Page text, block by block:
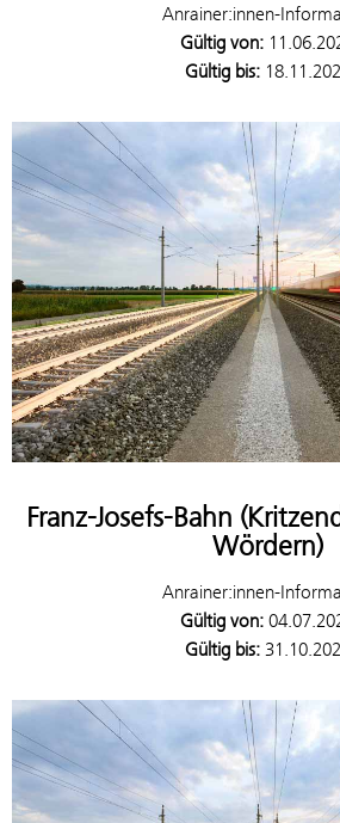
Anrainer:innen-
Gültig von:
Gültig bis:
Franz-Josefs-Bahn
Wördern)
Anrainer:innen-
Gültig von:
Gültig bis: